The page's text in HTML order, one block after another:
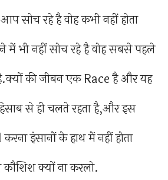
सोच रहे है वोह कभी नहीं होता
भी नहीं सोच रहे है वोह सबसे पहले
की जीबन एक Race है और यह
से ही चलते रहता है,और इस
इंसानों के हाथ में नहीं होता
क्यों ना करलो.